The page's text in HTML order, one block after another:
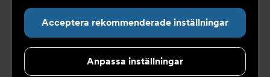
Acceptera rekommenderade inställningar
Anpassa inställningar